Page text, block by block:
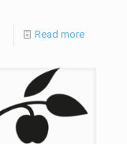
Read more